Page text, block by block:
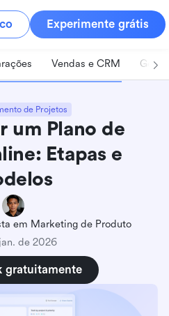
Experimente grátis
Vendas e CRM
de Projetos
um Plano de
Etapas e
em Marketing de Produto
de 2026
gratuitamente